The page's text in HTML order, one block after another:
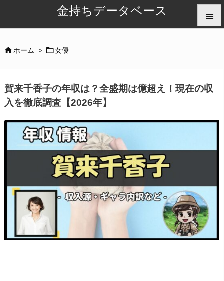
金持ちデータベース 


ホーム > 女優
賀来千香子の年収は？全盛期は億超え！現在の収
入を徹底調査【2026年】